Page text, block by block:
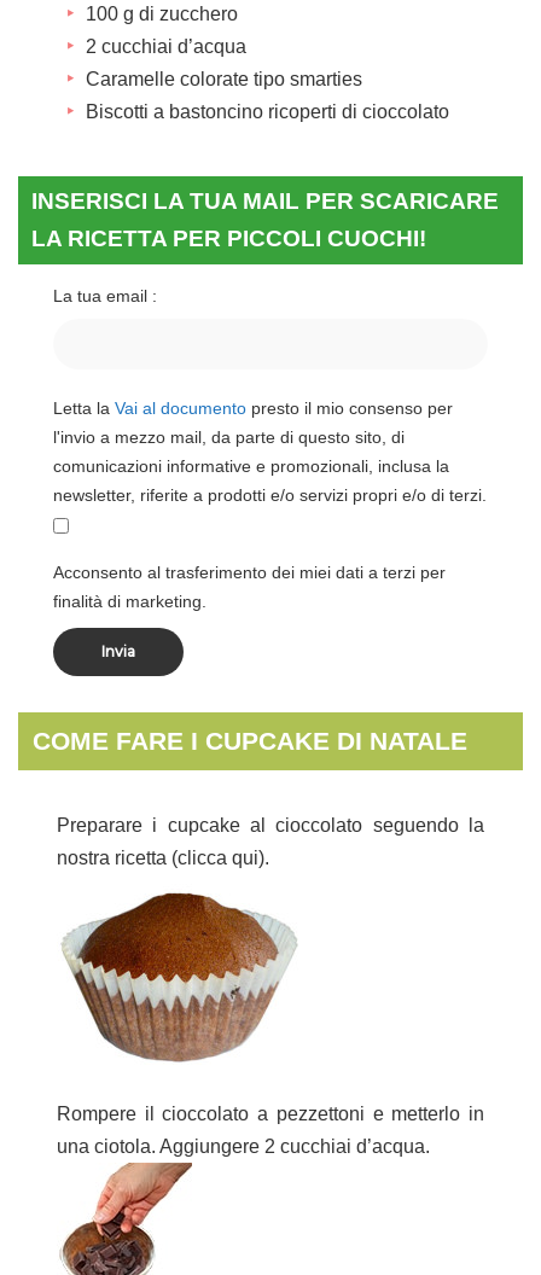
100 g di zucchero
2 cucchiai d’acqua
Caramelle colorate tipo smarties
Biscotti a bastoncino ricoperti di cioccolato
INSERISCI LA TUA MAIL PER SCARICARE
LA RICETTA PER PICCOLI CUOCHI!
La tua email :
Letta la Vai al documentopresto il mio consenso per
l'invio a mezzo mail, da parte di questo sito, di
comunicazioni informative e promozionali, inclusa la
newsletter, riferite a prodotti e/o servizi propri e/o di terzi.
Acconsento al trasferimento dei miei dati a terzi per
finalità di marketing.
COME FARE I CUPCAKE DI NATALE
Preparare i cupcake al cioccolato seguendo la
nostra ricetta (clicca qui).
Rompere il cioccolato a pezzettoni e metterlo in
una ciotola. Aggiungere 2 cucchiai d’acqua.